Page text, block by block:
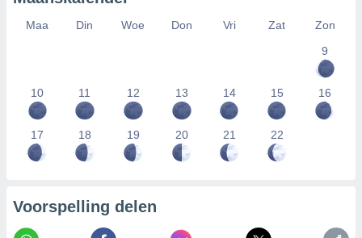
Maa Din Woe Don Vri Zat
Zon
9
10 11 12 13 14 15 16
17 18 19 20 21 22
Voorspelling delen